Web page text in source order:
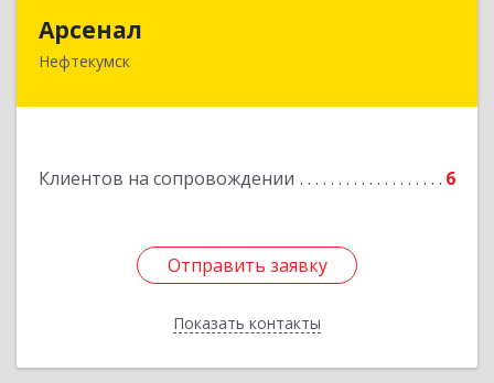
Арсенал
Нефтекумск
Клиентов на сопровождении 6
Отправить заявку
Показать контакты
Отправить заявку
Назад